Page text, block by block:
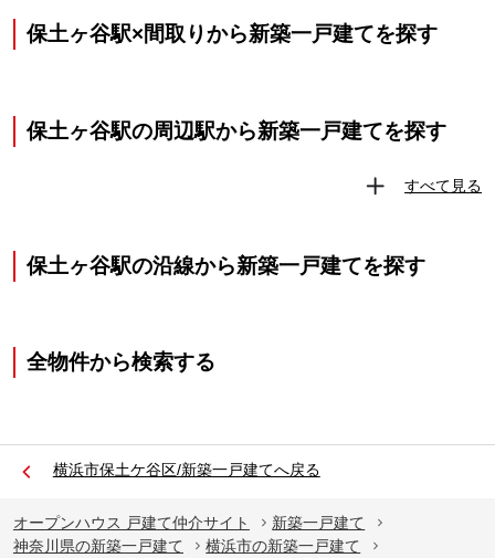
保土ヶ谷駅×間取りから新築一戸建てを探す
保土ヶ谷駅の周辺駅から新築一戸建てを探す
すべて見る
保土ヶ谷駅の沿線から新築一戸建てを探す
全物件から検索する
横浜市保土ケ谷区/新築一戸建てへ戻る
オープンハウス 戸建て仲介サイト
新築一戸建て
神奈川県の新築一戸建て
横浜市の新築一戸建て